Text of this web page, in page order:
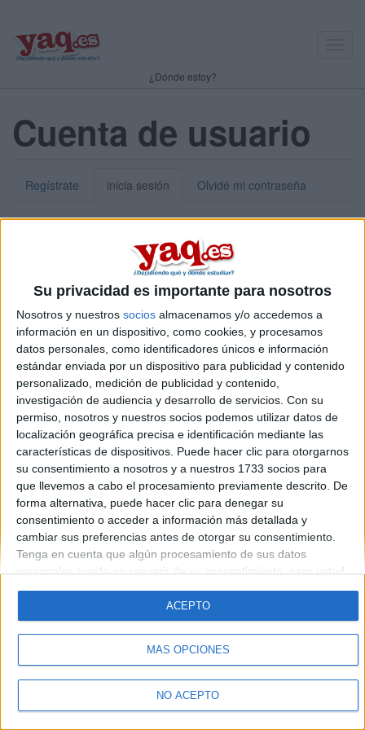
Su privacidad es importante para nosotros
Nosotros y nuestros socios almacenamos y/o accedemos a
información en un dispositivo, como cookies, y procesamos
datos personales, como identificadores únicos e información
estándar enviada por un dispositivo para publicidad y contenido
personalizado, medición de publicidad y contenido,
investigación de audiencia y desarrollo de servicios. Con su
permiso, nosotros y nuestros socios podemos utilizar datos de
localización geográfica precisa e identificación mediante las
características de dispositivos. Puede hacer clic para otorgarnos
su consentimiento a nosotros y a nuestros 1733 socios para
que llevemos a cabo el procesamiento previamente descrito. De
forma alternativa, puede hacer clic para denegar su
consentimiento o acceder a información más detallada y
cambiar sus preferencias antes de otorgar su consentimiento.
Tenga en cuenta que algún procesamiento de sus datos
personales puede no requerir de su consentimiento, pero usted
tiene el derecho de rechazar tal procesamiento. Sus
preferencias se aplicarán solo a este sitio web. Puede cambiar
sus preferencias o retirar su consentimiento en cualquier
momento volviendo a este sitio y haciendo clic en el botón
"Privacidad" en la parte inferior de la página web.
MÁS OPCIONES
NO ACEPTO
ACEPTO
¿Dónde estoy?
Cuenta de usuario
Regístrate inicia sesión Olvidé mi contraseña
Puedes iniciar sesión introduciendo tu nombre de usuario o tu
dirección de correo electrónico.
Contraseña:*
Introduce la contraseña que acompaña a tu nombre de usuario
Quiénes somos|Contactar |Anúnciate
Aviso legal|Politica de privacidad|Condiciones generales
de cookies
© 2003-2026Compás Mediterráneo S.L.- Diego de León 47 - 28006
Madrid [ESPAÑA] - Tel. +34 91 593 2767